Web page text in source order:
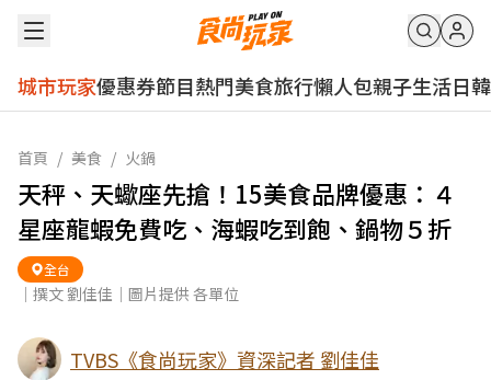
城市玩家優惠券節目熱門美食旅行懶人包親子生活日韓
首頁 / 美食 / 火鍋
天秤、天蠍座先搶！15美食品牌優惠：４
星座龍蝦免費吃、海蝦吃到飽、鍋物５折
全台
｜撰文 劉佳佳｜圖片提供 各單位
TVBS《食尚玩家》資深記者 劉佳佳